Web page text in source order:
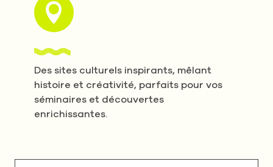
Des sites culturels inspirants, mêlant
histoire et créativité, parfaits pour vos
séminaires et découvertes
enrichissantes.